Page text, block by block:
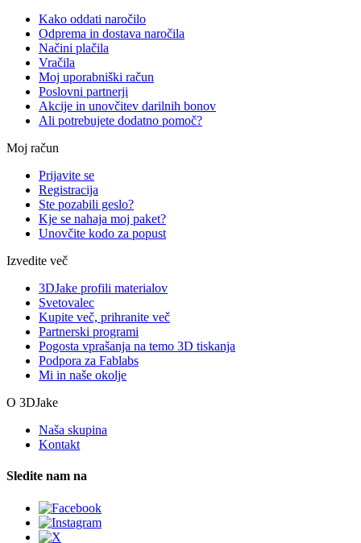
Kako oddati naročilo
Odprema in dostava naročila
Načini plačila
Vračila
Moj uporabniški račun
Poslovni partnerji
Akcije in unovčitev darilnih bonov
Ali potrebujete dodatno pomoč?
Moj račun
Prijavite se
Registracija
Ste pozabili geslo?
Kje se nahaja moj paket?
Unovčite kodo za popust
Izvedite več
3DJake profili materialov
Svetovalec
Kupite več, prihranite več
Partnerski programi
Pogosta vprašanja na temo 3D tiskanja
Podpora za Fablabs
Mi in naše okolje
O 3DJake
Naša skupina
Kontakt
Sledite nam na